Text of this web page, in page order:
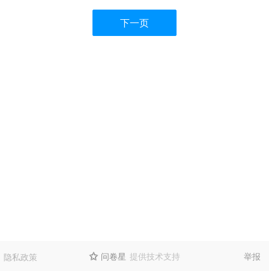
下一页
隐私政策  问卷星 提供技术支持 举报